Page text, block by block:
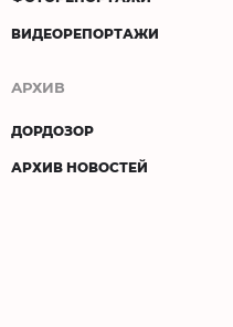
ВИДЕОРЕПОРТАЖИ
АРХИВ
ДОРДОЗОР
АРХИВ НОВОСТЕЙ